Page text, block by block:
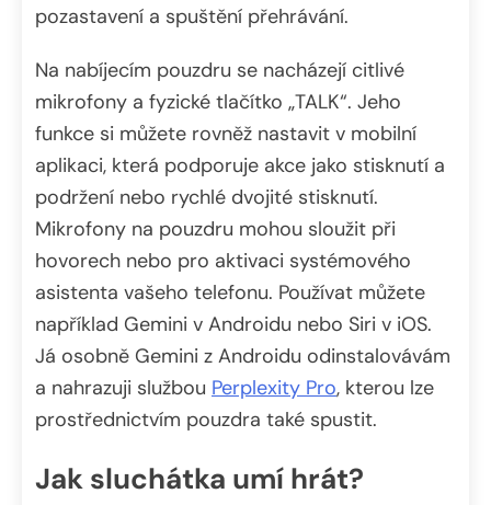
pozastavení a spuštění přehrávání.
Na nabíjecím pouzdru se nacházejí citlivé
mikrofony a fyzické tlačítko „TALK“. Jeho
funkce si můžete rovněž nastavit v mobilní
aplikaci, která podporuje akce jako stisknutí a
podržení nebo rychlé dvojité stisknutí.
Mikrofony na pouzdru mohou sloužit při
hovorech nebo pro aktivaci systémového
asistenta vašeho telefonu. Používat můžete
například Gemini v Androidu nebo Siri v iOS.
Já osobně Gemini z Androidu odinstalovávám
a nahrazuji službou Perplexity Pro, kterou lze
prostřednictvím pouzdra také spustit.
Jak sluchátka umí hrát?